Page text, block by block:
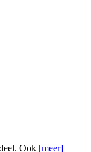
Ook [meer]